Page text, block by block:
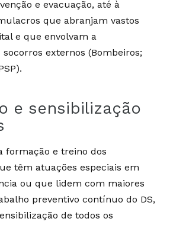
e evacuação, até à
que abranjam vastos
e que envolvam a
externos (Bombeiros;
e sensibilização
formação e treino dos
têm atuações especiais em
ou que lidem com maiores
preventivo contínuo do DS,
de todos os